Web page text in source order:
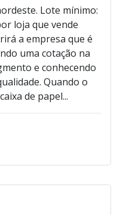
Lote mínimo:
loja que vende
a empresa que é
uma cotação na
e conhecendo
Quando o
de papel...